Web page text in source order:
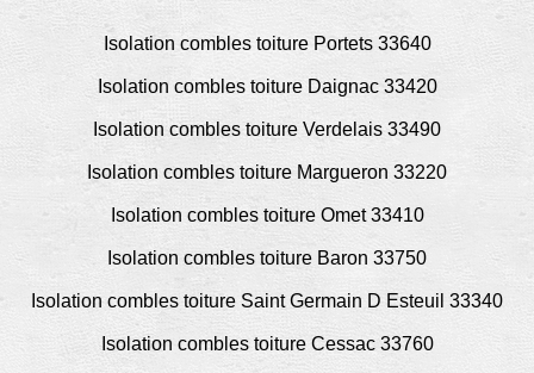
Isolation combles toiture Portets 33640
Isolation combles toiture Daignac 33420
Isolation combles toiture Verdelais 33490
Isolation combles toiture Margueron 33220
Isolation combles toiture Omet 33410
Isolation combles toiture Baron 33750
Isolation combles toiture Saint Germain D Esteuil 33340
Isolation combles toiture Cessac 33760